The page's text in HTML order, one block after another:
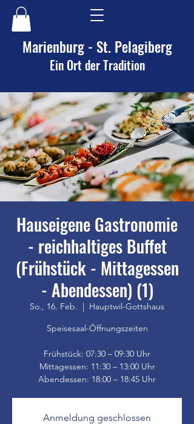
Marienburg - St. Pelagiberg
Ein Ort der Tradition
Hauseigene Gastronomie
- reichhaltiges Buffet
(Frühstück - Mittagessen
- Abendessen) (1)
So., 16. Feb.
  |
Hauptwil-Gottshaus
Speisesaal-Öffnungszeiten
Frühstück: 07:30 – 09:30 Uhr
Mittagessen: 11:30 – 13:00 Uhr
Anmeldung geschlossen